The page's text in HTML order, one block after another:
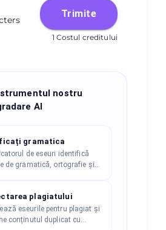
Trimite
1 Costul creditului
nostru
AI
gramatica
de eseuri identifică
de gramatică, ortografie și
structura propozițiilor și
cuvintelor pentru o mai
lizibilitate și fluență.
plagiatului
eseurile pentru plagiat și
conținutul duplicat cu